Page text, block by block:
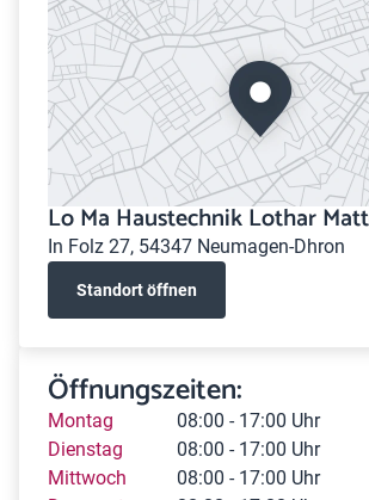
Lo Ma Haustechnik Lothar
In Folz 27, 54347 Neumagen-Dhron
Standort öffnen
Öffnungszeiten:
Montag
08:00 - 17:00 Uhr
Dienstag
08:00 - 17:00 Uhr
Mittwoch
08:00 - 17:00 Uhr